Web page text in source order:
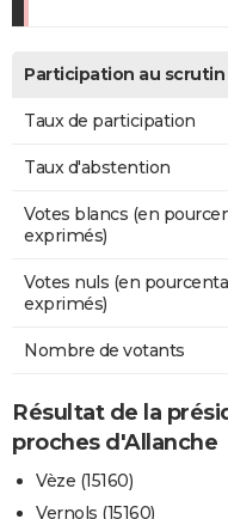
Participation au scrutin
Taux de participation
Taux d'abstention
Votes blancs (en
exprimés)
Votes nuls (en
exprimés)
Nombre de votants
Résultat de la
proches d'Allanche
Vèze (15160)
Vernols (15160)